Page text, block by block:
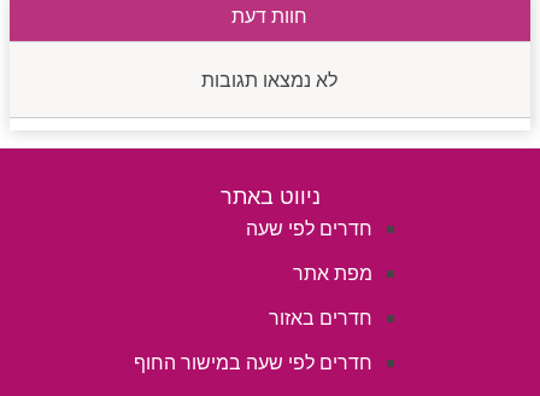
חוות דעת
לא נמצאו תגובות
ניווט באתר
חדרים לפי שעה
מפת אתר
חדרים באזור
חדרים לפי שעה במישור החוף